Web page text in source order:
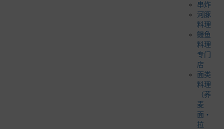
串炸
河豚
料理
鳗鱼
料理
专门
店
面类
料理
（荞
麦
面・
拉